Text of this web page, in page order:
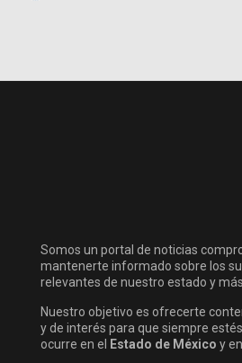
Somos un portal de noticias
mantenerte informado sobre los
relevantes de nuestro estado y
Nuestro objetivo es ofrecerte
y de interés para que siempre
ocurre en el
Estado de México y